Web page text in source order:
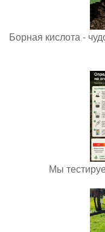
Борная кислота -
Мы